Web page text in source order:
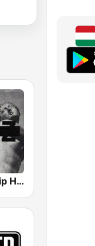
GotRadio - Hip Hop Stop